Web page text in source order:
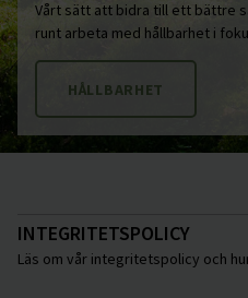
Vårt sätt att bidra till ett bättre
runt arbeta med hållbarhet i
HÅLLBARHET
INTEGRITETSPOLICY
Läs om vår integritetspolicy och